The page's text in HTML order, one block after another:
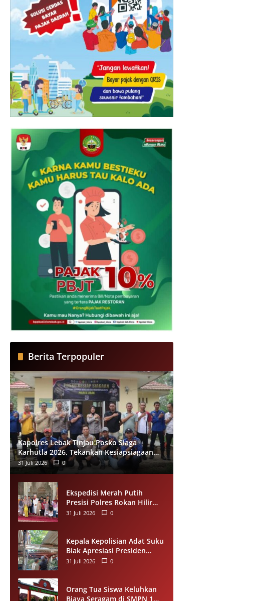
Berita Terpopuler
Kapolres Lebak Tinjau Posko Siaga
Karhutla 2026, Tekankan Kesiapsiagaan
dan Pencegahan Kebakaran Hutan
31 Juli 2026 0
Ekspedisi Merah Putih
Presisi Polres Rokan Hilir
Salurkan Sedekah Makanan
31 Juli 2026 0
Kepala Kepolisian Adat Suku
Biak Apresiasi Presiden
Prabowo atas Renovasi
31 Juli 2026 0
Orang Tua Siswa Keluhkan
Biaya Seragam di SMPN 1